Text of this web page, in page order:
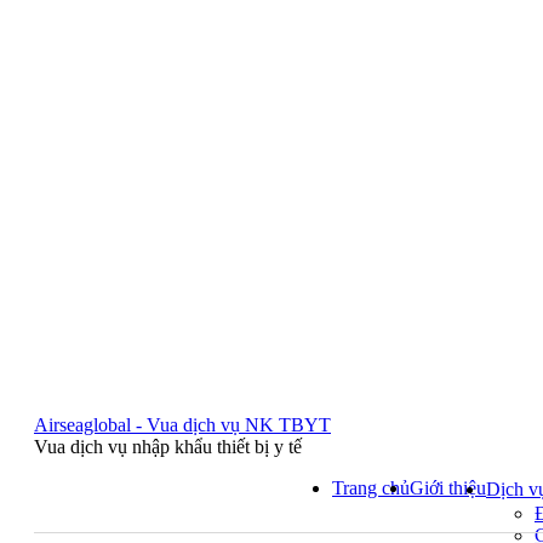
Airseaglobal - Vua dịch vụ NK TBYT
Vua dịch vụ nhập khẩu thiết bị y tế
Trang chủGiới thiệuDịch